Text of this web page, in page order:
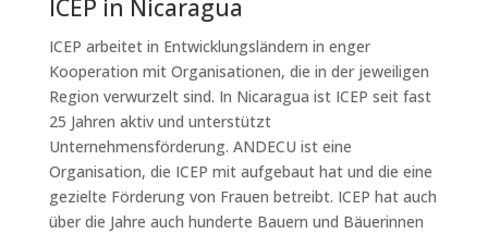
ICEP in Nicaragua
ICEP arbeitet in Entwicklungsländern in enger
Kooperation mit Organisationen, die in der jeweiligen
Region verwurzelt sind. In Nicaragua ist ICEP seit fast
25 Jahren aktiv und unterstützt
Unternehmensförderung. ANDECU ist eine
Organisation, die ICEP mit aufgebaut hat und die eine
gezielte Förderung von Frauen betreibt. ICEP hat auch
über die Jahre auch hunderte Bauern und Bäuerinnen